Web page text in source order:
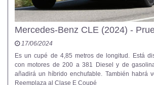
Mercedes-Benz CLE (2024) -
17/06/2024
Es un cupé de 4,85 metros de longitud. Está
con motores de 200 a 381 Diesel y de
añadirá un híbrido enchufable. También habrá
Reemplaza al Clase E Coupé